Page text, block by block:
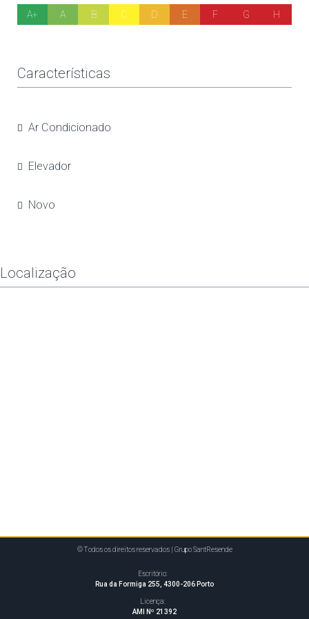
A+ A B C D E F G H
Características
Ar Condicionado
Elevador
Novo
Localização
© Todos os direitos reservados | Grupo SantResende
Escritório:
Rua da Formiga 255, 4300-206 Porto
Licença:
AMI Nº 21392